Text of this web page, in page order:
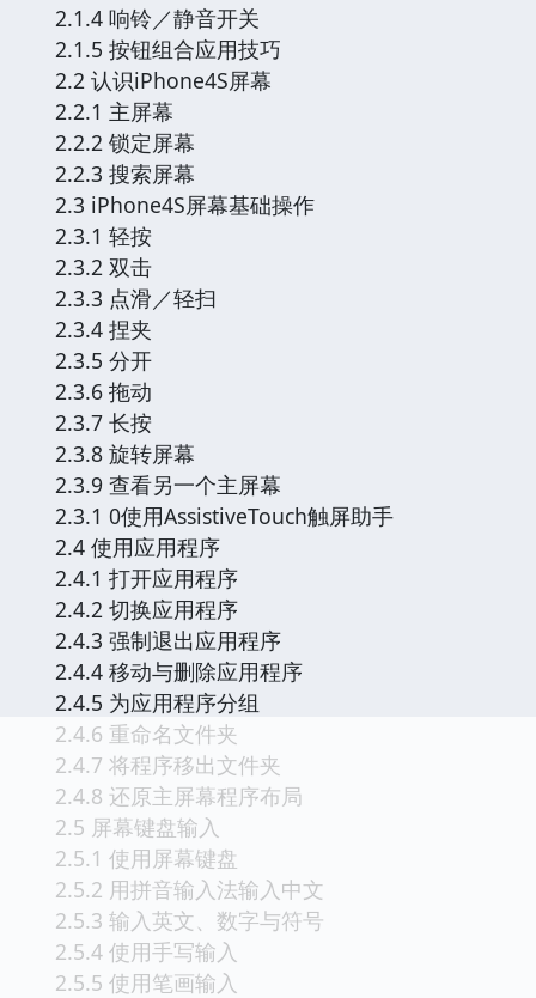
2.1.4 响铃／静音开关
2.1.5 按钮组合应用技巧
2.2 认识iPhone4S屏幕
2.2.1 主屏幕
2.2.2 锁定屏幕
2.2.3 搜索屏幕
2.3 iPhone4S屏幕基础操作
2.3.1 轻按
2.3.2 双击
2.3.3 点滑／轻扫
2.3.4 捏夹
2.3.5 分开
2.3.6 拖动
2.3.7 长按
2.3.8 旋转屏幕
2.3.9 查看另一个主屏幕
2.3.1 0使用AssistiveTouch触屏助手
2.4 使用应用程序
2.4.1 打开应用程序
2.4.2 切换应用程序
2.4.3 强制退出应用程序
2.4.4 移动与删除应用程序
2.4.5 为应用程序分组
2.4.6 重命名文件夹
2.4.7 将程序移出文件夹
2.4.8 还原主屏幕程序布局
2.5 屏幕键盘输入
2.5.1 使用屏幕键盘
2.5.2 用拼音输入法输入中文
2.5.3 输入英文、数字与符号
2.5.4 使用手写输入
2.5.5 使用笔画输入